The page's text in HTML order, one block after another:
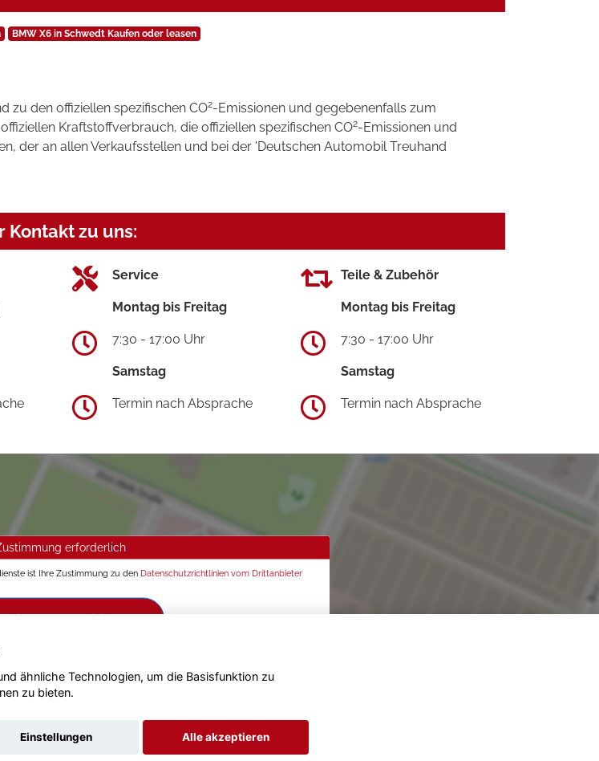
BMW X6 in Schwedt Kaufen oder leasen
zu den offiziellen spezifischen CO2-Emissionen und gegebenenfalls zum
Kraftstoffverbrauch, die offiziellen spezifischen CO2-Emissionen und
der an allen Verkaufsstellen und bei der 'Deutschen Automobil Treuhand
Kontakt zu uns:
Service
Montag bis Freitag
7:30 - 17:00 Uhr
Samstag
Termin nach Absprache
Teile & Zubehör
Montag bis Freitag
7:30 - 17:00 Uhr
Samstag
Termin nach Absprache
erforderlich
ist Ihre Zustimmung zu den Datenschutzrichtlinien vom Drittanbieter
ähnliche Technologien, um die Basisfunktion zu
zu bieten.
Einstellungen Alle akzeptieren